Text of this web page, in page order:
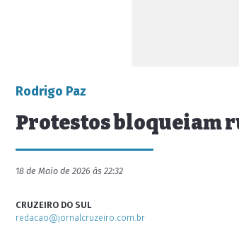
Rodrigo Paz
Protestos bloqueiam
18 de Maio de 2026 às 22:32
CRUZEIRO DO SUL
redacao@jornalcruzeiro.com.br